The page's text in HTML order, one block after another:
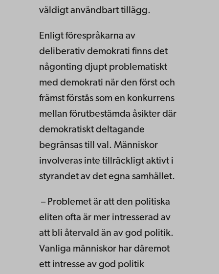
väldigt användbart tillägg.
Enligt förespråkarna av
deliberativ demokrati finns det
någonting djupt problematiskt
med demokrati när den först och
främst förstås som en konkurrens
mellan förutbestämda åsikter där
demokratiskt deltagande
begränsas till val. Människor
involveras inte tillräckligt aktivt i
styrandet av det egna samhället.
– Problemet är att den politiska
eliten ofta är mer intresserad av
att bli återvald än av god politik.
Vanliga människor har däremot
ett intresse av god politik